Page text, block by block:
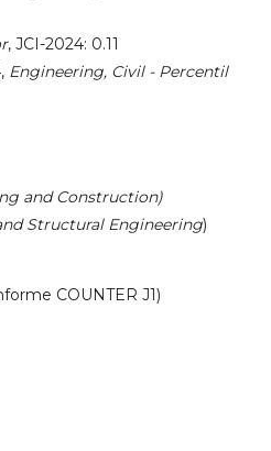
, JCI-2024: 0.11
Engineering, Civil - Percentil
and Construction)
Structural Engineering)
COUNTER J1)